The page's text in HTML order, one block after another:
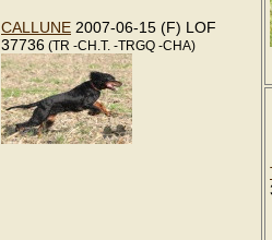
CALLUNE 2007-06-15 (F) LOF
37736 (TR -CH.T. -TRGQ -CHA)